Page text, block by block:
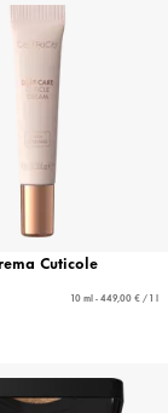
Cuticole
10 ml - 449,00 € / 1 l